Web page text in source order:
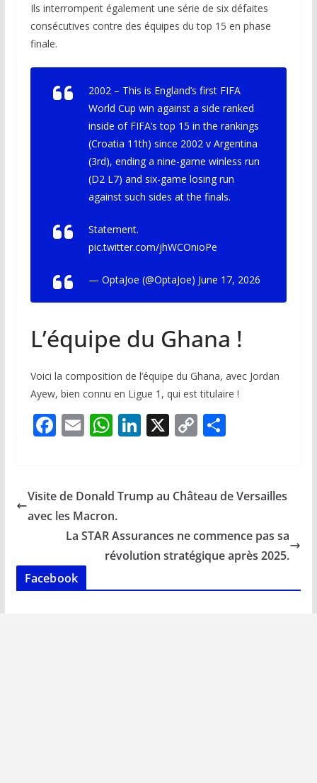
Ils interrompent également une série de six défaites
consécutives contre des équipes du top 15 en phase
finale.
2002 – This is England’s first FIFA
World Cup win against a side ranked
inside of FIFA’s top 15 in the rankings
(Croatia 11th) since 2002 v Argentina
(3rd), ending a nine-game winless run
(D2 L7) and six-game losing run
against such sides at the finals.
Statement.
pic.twitter.com/jhWCOnioPe
— OptaJoe (@OptaJoe) June 17, 2026
L’équipe du Ghana !
Voici la composition de l’équipe du Ghana, avec Jordan
Ayew, bien connu en Ligue 1, qui est titulaire !
F
b
o
o
k
E
l
W
s
A
p
p
Li
e
n
X C
y
n
k
P
g
Visite de Donald Trump au Château de Versailles
avec les Macron.
La STAR Assurances ne commence pas sa
révolution stratégique après 2025.
Facebook